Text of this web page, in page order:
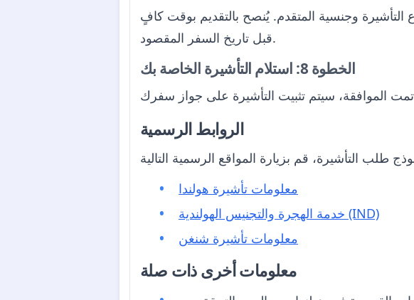
هولندا من 15 إلى 30 يومًا، بحسب نوع التأشيرة وجنسية المتقدم. يُنصح بالتقديم بوقت كافٍ
قبل تاريخ السفر المقصود.
الخطوة 8: استلام التأشيرة الخاصة بك
الروابط الرسمية
معلومات تأشيرة هولندا
خدمة الهجرة والتجنيس الهولندية (IND)
معلومات تأشيرة شنغن
معلومات أخرى ذات صلة